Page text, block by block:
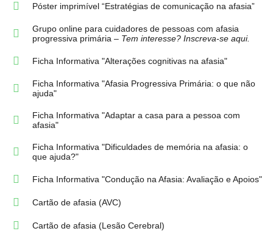
Póster imprimível “Estratégias de comunicação na afasia”
Grupo online para cuidadores de pessoas com afasia
progressiva primária – Tem interesse? Inscreva-se aqui.
Ficha Informativa "Alterações cognitivas na afasia"
Ficha Informativa "Afasia Progressiva Primária: o que não
ajuda"
Ficha Informativa "Adaptar a casa para a pessoa com
afasia"
Ficha Informativa "Dificuldades de memória na afasia: o
que ajuda?"
Ficha Informativa "Condução na Afasia: Avaliação e Apoios"
Cartão de afasia (AVC)
Cartão de afasia (Lesão Cerebral)